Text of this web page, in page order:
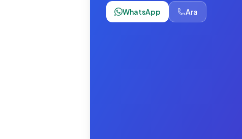
WhatsApp Ara